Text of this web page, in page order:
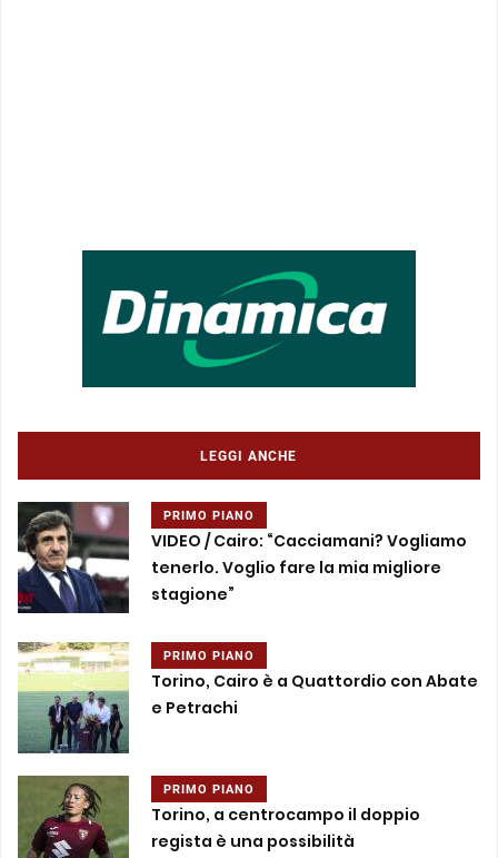
LEGGI ANCHE
PRIMO PIANO
VIDEO / Cairo: “Cacciamani? Vogliamo
tenerlo. Voglio fare la mia migliore
stagione”
PRIMO PIANO
Torino, Cairo è a Quattordio con Abate
e Petrachi
PRIMO PIANO
Torino, a centrocampo il doppio
regista è una possibilità